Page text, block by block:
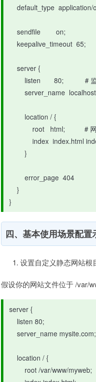
}
四、基本使用场景配置
设置自定义静态网站根
假设你的网站文件位于 /var/
server {